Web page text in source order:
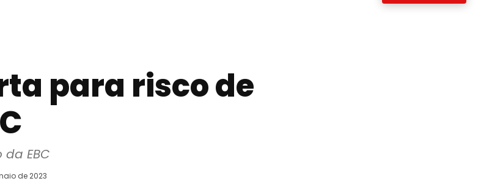
para risco de
EBC
de 2023